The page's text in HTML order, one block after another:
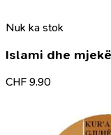
Nuk ka stok
Islami dhe
CHF 9.90